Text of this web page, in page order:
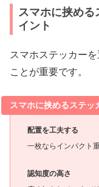
スマホに挟める
イント
スマホステッカー
ことが重要です。
スマホに挟めるステッ
配置を工夫する
一枚ならインパクト
認知度の高さ